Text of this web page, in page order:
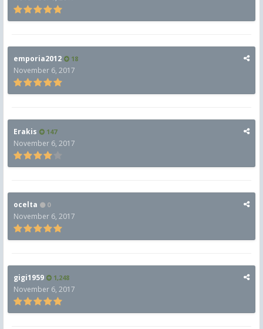
emporia2012 18
November 6, 2017
Erakis 147
November 6, 2017
ocelta 0
November 6, 2017
gigi1959 1,248
November 6, 2017